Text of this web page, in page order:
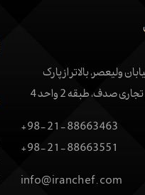
ولیعصر، بالاتر از پارک
صدف، طبقه 2 واحد 4
+98-21-88663463
+98-21-88663551
info@iranchef.com